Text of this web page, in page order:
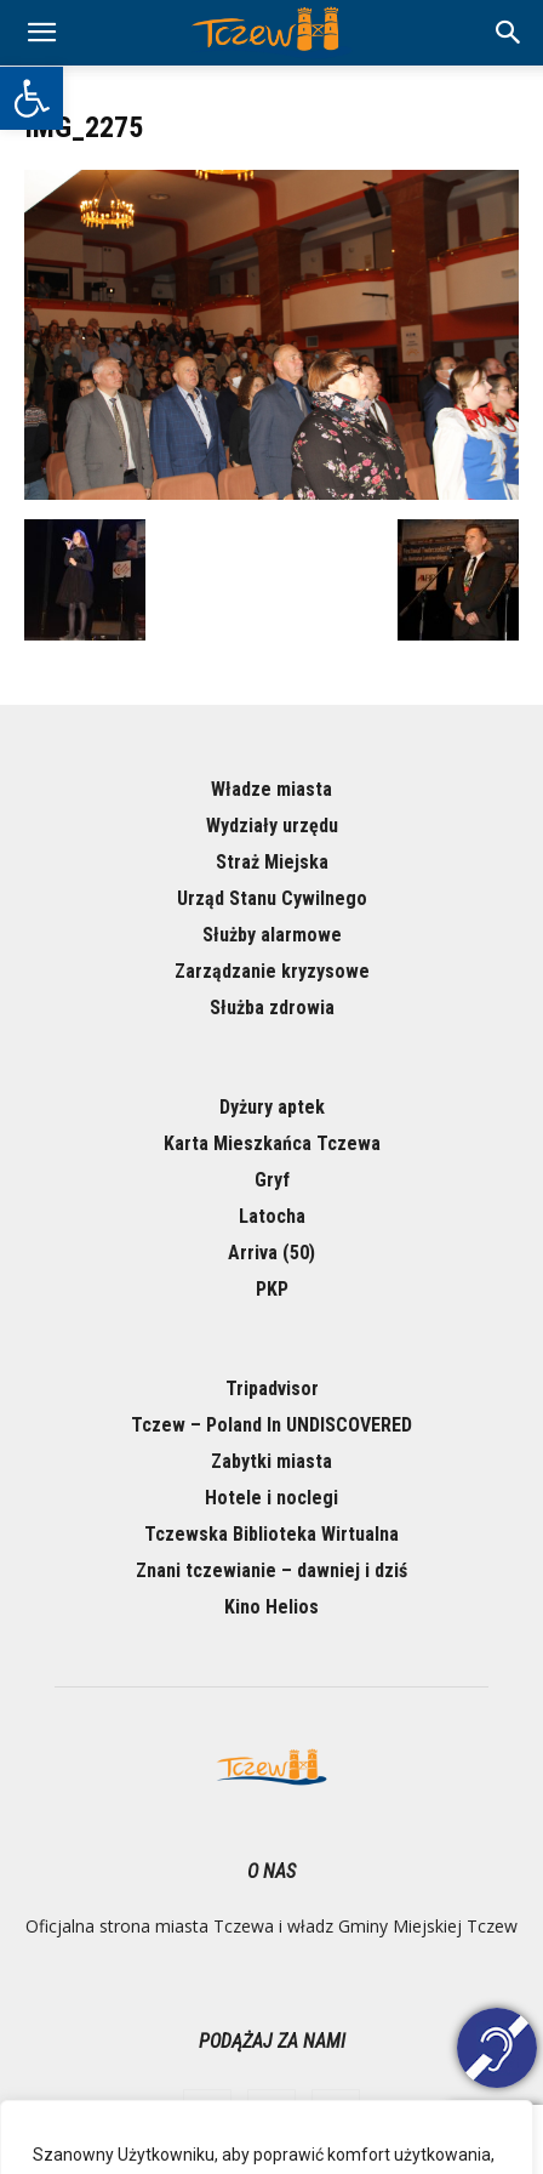
Otwórz pasek narzędzi
Szanowny Użytkowniku, aby poprawić komfort użytkowania,
IMG_2275
Władze miasta
Wydziały urzędu
Straż Miejska
Urząd Stanu Cywilnego
Służby alarmowe
Zarządzanie kryzysowe
Służba zdrowia
Dyżury aptek
Karta Mieszkańca Tczewa
Gryf
Latocha
Arriva (50)
PKP
Tripadvisor
Tczew – Poland In UNDISCOVERED
Zabytki miasta
Hotele i noclegi
Tczewska Biblioteka Wirtualna
Znani tczewianie – dawniej i dziś
Kino Helios
O NAS
Oficjalna strona miasta Tczewa i władz Gminy Miejskiej Tczew
PODĄŻAJ ZA NAMI